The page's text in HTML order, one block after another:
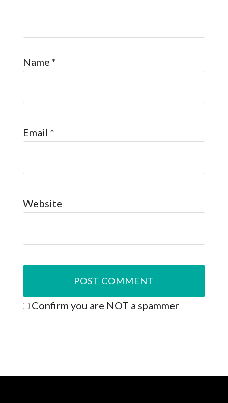
Name *
Email *
Website
Confirm you are NOT a spammer